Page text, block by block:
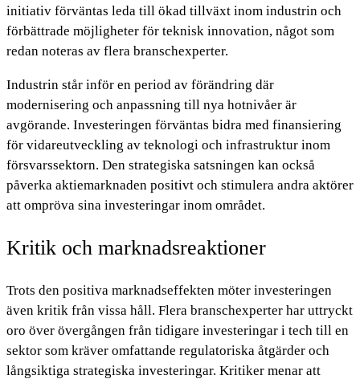
initiativ förväntas leda till ökad tillväxt inom industrin och
förbättrade möjligheter för teknisk innovation, något som
redan noteras av flera branschexperter.
Industrin står inför en period av förändring där
modernisering och anpassning till nya hotnivåer är
avgörande. Investeringen förväntas bidra med finansiering
för vidareutveckling av teknologi och infrastruktur inom
försvarssektorn. Den strategiska satsningen kan också
påverka aktiemarknaden positivt och stimulera andra aktörer
att ompröva sina investeringar inom området.
Kritik och marknadsreaktioner
Trots den positiva marknadseffekten möter investeringen
även kritik från vissa håll. Flera branschexperter har uttryckt
oro över övergången från tidigare investeringar i tech till en
sektor som kräver omfattande regulatoriska åtgärder och
långsiktiga strategiska investeringar. Kritiker menar att